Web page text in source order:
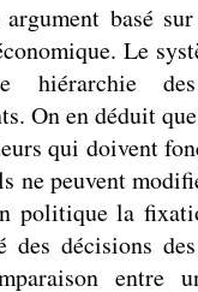
basé
Le
hiérarchie
On en déduit
qui doivent
ne peuvent
politique la
des décisions
entre